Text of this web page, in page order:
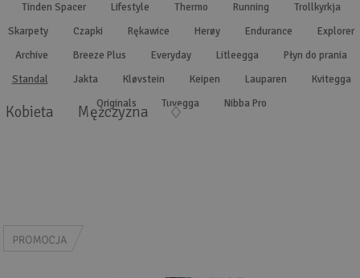
Tinden Spacer
Lifestyle Thermo Running
Trollkyrkja
Skarpety
Czapki Rękawice Herøy Endurance
Explorer
Archive
Breeze Plus Everyday Litleegga
Płyn do prania
Standal
Jakta Kløvstein Keipen Lauparen
Kvitegga
Originals
Tuvegga Nibba Pro
Kobieta Mężczyzna